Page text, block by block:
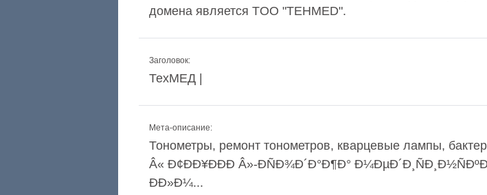
домена является TOO "TEHMED".
Заголовок:
ТехМЕД |
Мета-описание:
Тонометры, ремонт тонометров, кварцевые лампы,
Â« Ð¢ÐÐ¥ÐÐÐ Â»-ÐÑÐ¾Ð´Ð°Ð¶Ð°
ÐÐ»Ð¼...